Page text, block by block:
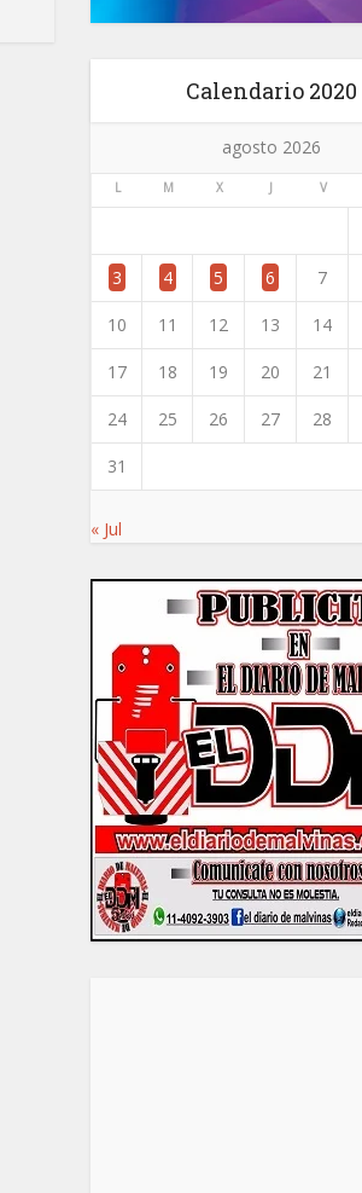
Calendario 2020
agosto 2026
L M X J V
3 4 5 6 7
10 11 12 13 14
17 18 19 20 21
24 25 26 27 28
31
« Jul